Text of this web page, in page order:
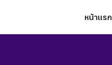
หน้าแรก